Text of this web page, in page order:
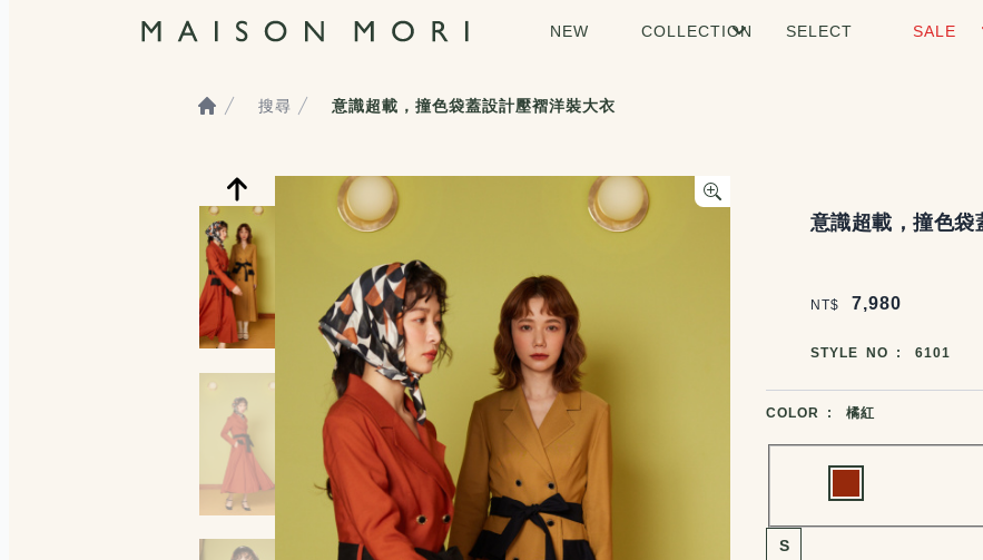
NEW COLLECTION SELECT SALE
Home
搜尋 意識超載，撞色袋蓋設計壓褶洋裝大衣
服飾照片觀看
意識超載，撞色袋
NT$ 7,980
商品編號
STYLE NO : 6101
商品顏色選擇
COLOR : 橘紅
Choose a color
商品尺寸選擇
S